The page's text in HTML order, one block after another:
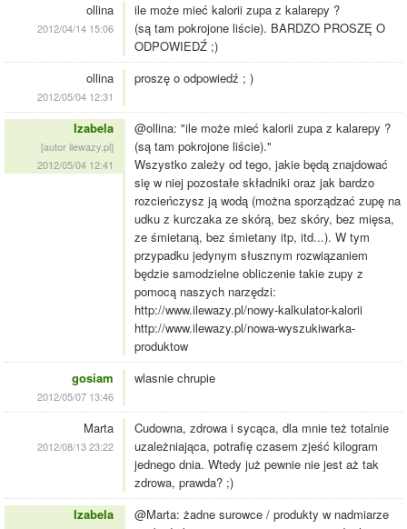
ollina
2012/04/14 15:06
ile może mieć kalorii zupa z kalarepy ?
(są tam pokrojone liście). BARDZO PROSZĘ O
ODPOWIEDŹ ;)
ollina
2012/05/04 12:31
proszę o odpowiedź ; )
Izabela
[autor ilewazy.pl]
2012/05/04 12:41
@ollina: "ile może mieć kalorii zupa z kalarepy ?
(są tam pokrojone liście)."
Wszystko zależy od tego, jakie będą znajdować
się w niej pozostałe składniki oraz jak bardzo
rozcieńczysz ją wodą (można sporządzać zupę na
udku z kurczaka ze skórą, bez skóry, bez mięsa,
ze śmietaną, bez śmietany itp, itd...). W tym
przypadku jedynym słusznym rozwiązaniem
będzie samodzielne obliczenie takie zupy z
pomocą naszych narzędzi:
http://www.ilewazy.pl/nowy-kalkulator-kalorii
http://www.ilewazy.pl/nowa-wyszukiwarka-
produktow
gosiam
2012/05/07 13:46
wlasnie chrupie
Marta
2012/08/13 23:22
Cudowna, zdrowa i sycąca, dla mnie też totalnie
uzależniająca, potrafię czasem zjeść kilogram
jednego dnia. Wtedy już pewnie nie jest aż tak
zdrowa, prawda? ;)
Izabela
@Marta: żadne surowce / produkty w nadmiarze